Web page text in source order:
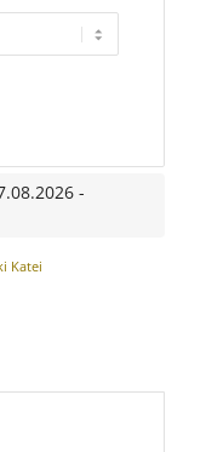
-
Katei